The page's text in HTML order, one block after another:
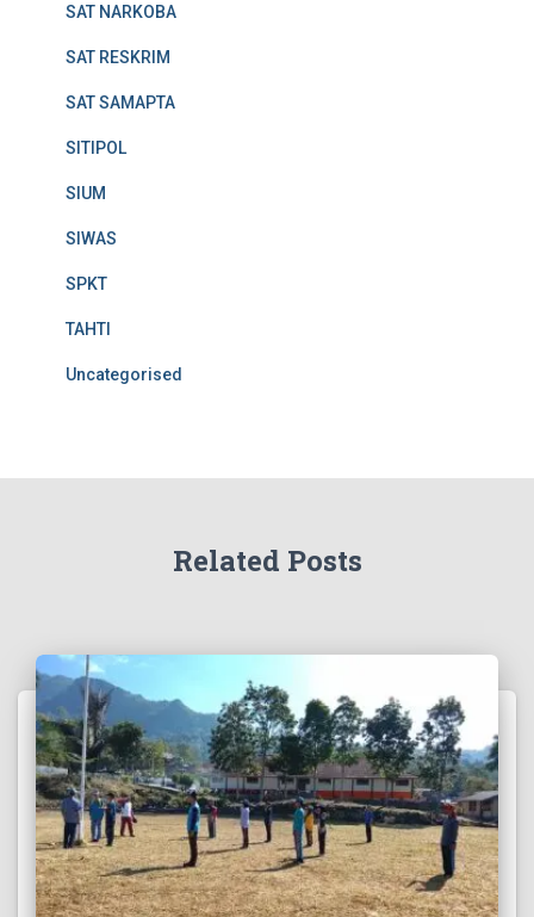
SAT NARKOBA
SAT RESKRIM
SAT SAMAPTA
SITIPOL
SIUM
SIWAS
SPKT
TAHTI
Uncategorised
Related Posts